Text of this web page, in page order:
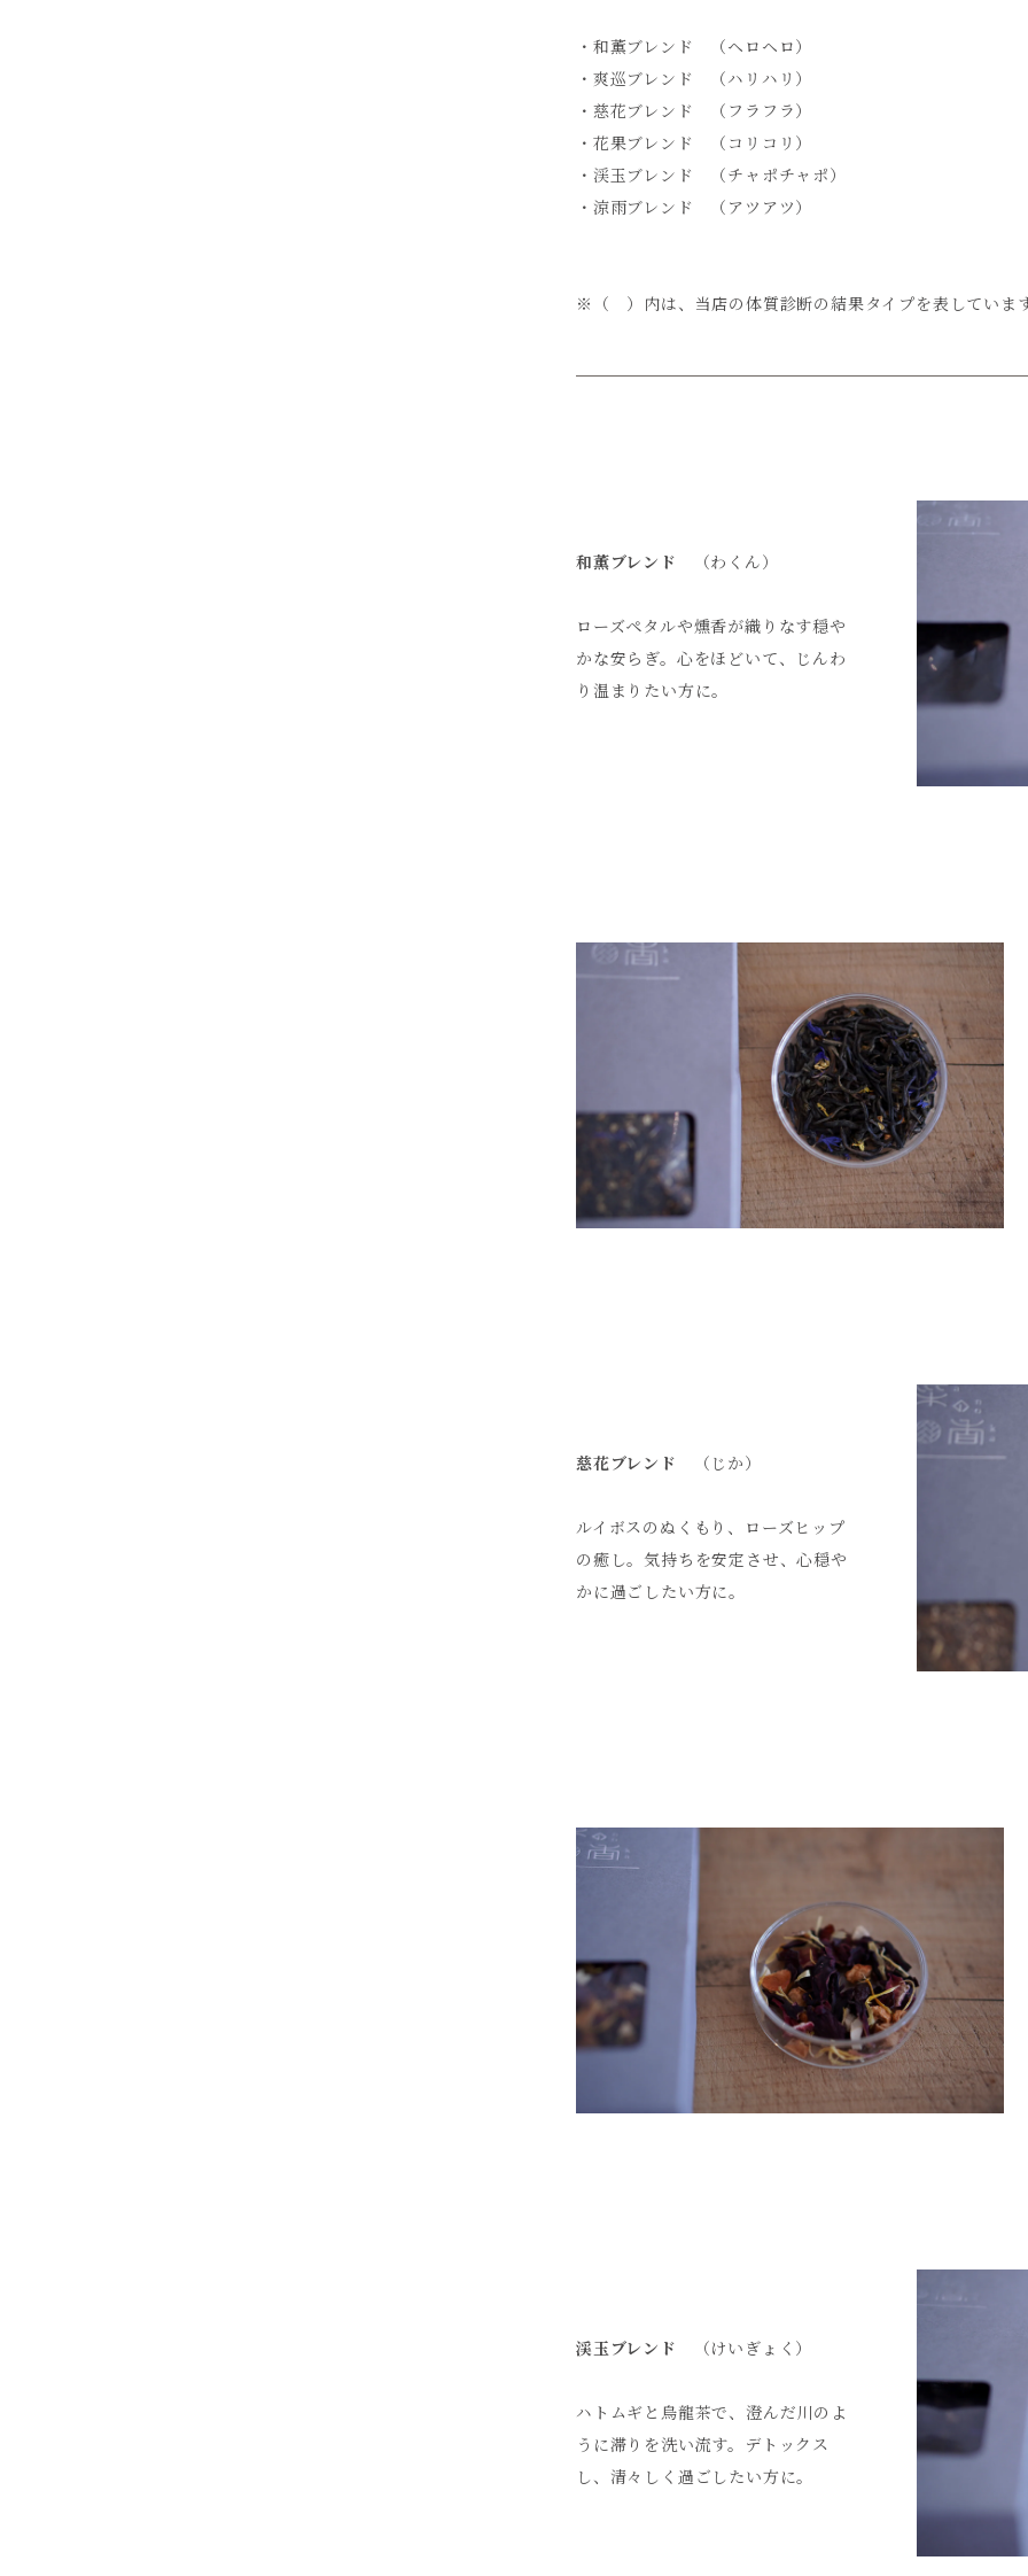
・和薫ブレンド （ヘロヘロ）
・爽巡ブレンド （ハリハリ）
・慈花ブレンド （フラフラ）
・花果ブレンド （コリコリ）
・渓玉ブレンド （チャポチャポ）
・涼雨ブレンド （アツアツ）
※（ ）内は、当店の体質診断の結果タイプを表していま
和薫ブレンド （わくん）
ローズペタルや燻香が織りなす穏や
かな安らぎ。心をほどいて、じんわ
り温まりたい方に。
慈花ブレンド （じか）
ルイボスのぬくもり、ローズヒップ
の癒し。気持ちを安定させ、心穏や
かに過ごしたい方に。
渓玉ブレンド （けいぎょく）
ハトムギと烏龍茶で、澄んだ川のよ
うに滞りを洗い流す。デトックス
し、清々しく過ごしたい方に。